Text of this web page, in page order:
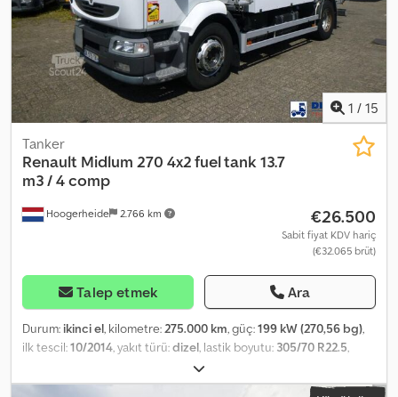
Silindir sayısı: 6 Motor hacmi: 7.146 cc Maksimum ön aks yükü: 5800
kg Maksimum arka aks yükü: 10900 kg Ağırlıklar Boş ağırlık: 10.165
kg Yükleme kapasitesi: 6.000 kg Azami ağırlık: 16.000 kg Maks.
Çekme gücü: 36.000 kg Fonksiyonel Yükleme rampası: Arka kapı,
2000 kg Tanımlama Plaka: BV-TF-23
1 / 15
Hoogerheide 2.766 km
Tanker
Renault Midlum 270 4x2 fuel tank 13.7
m3 / 4 comp
€26.500
Sabit fiyat KDV hariç
(€32.065 brüt)
Talep etmek Ara
Durum: ikinci el, kilometre:275.000 km, güç:199 kW (270,56 bg),
ilk tescil:10/2014, yakıt türü:dizel, lastik boyutu: 305/70 R22.5,
, dingil mesafesi:
yakıt deposu kapasitesi:280 l, renk:diğer, şoför kabini:gündüz